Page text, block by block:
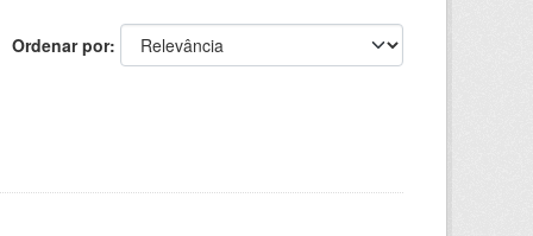
Ordenar por